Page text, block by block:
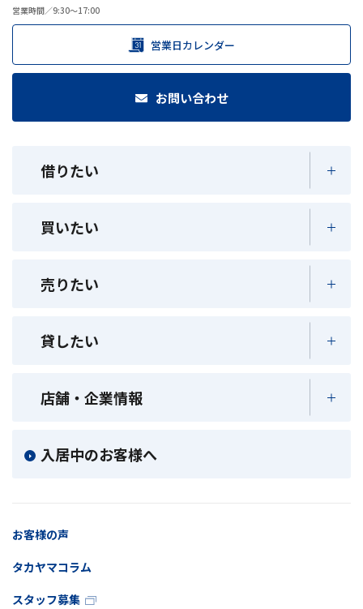
営業時間／9:30～17:00
営業日カレンダー
お問い合わせ
借りたい
買いたい
売りたい
貸したい
店舗・企業情報
入居中のお客様へ
お客様の声
タカヤマコラム
スタッフ募集